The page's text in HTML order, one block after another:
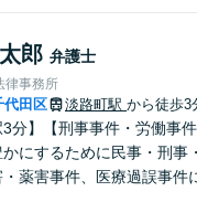
郎 弁護士
律事務所
代田区 淡路町駅 から徒歩3
3分】【刑事事件・労働事
にするために民事・刑事
薬害事件、医療過誤事件